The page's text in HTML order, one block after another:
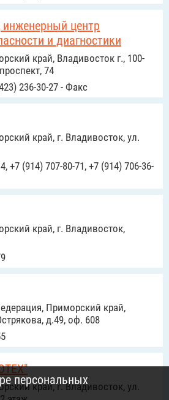
центр
и диагностики
край, Владивосток г., 100-
74
236-30-27 - Факс
край, г. Владивосток, ул.
+7 (914) 707-80-71, +7 (914) 706-36-
край, г. Владивосток,
Приморский край,
д.49, оф. 608
край, г. Владивосток, ул.
персональных